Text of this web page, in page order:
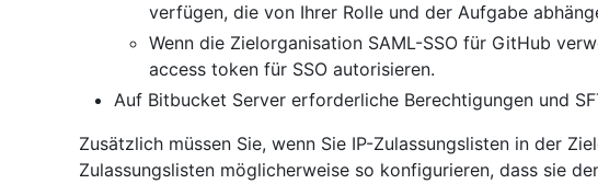
verfügen, die von Ihrer Rolle und der Aufgabe
Wenn die Zielorganisation SAML-SSO für GitHub
access token für SSO autorisieren.
Auf Bitbucket Server erforderliche Berechtigungen und
Zusätzlich müssen Sie, wenn Sie IP-Zulassungslisten in der
Zulassungslisten möglicherweise so konfigurieren, dass sie